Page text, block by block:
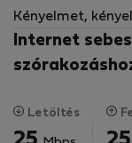
Kényelmet,
A békés
Internet
Letöltés